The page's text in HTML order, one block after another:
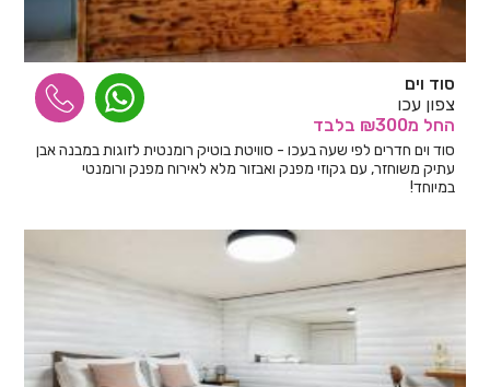
סוד וים
צפון עכו
החל מ₪300 בלבד
סוד וים חדרים לפי שעה בעכו - סוויטת בוטיק רומנטית לזוגות במבנה אבן
עתיק משוחזר, עם גקוזי מפנק ואבזור מלא לאירוח מפנק ורומנטי
במיוחד!